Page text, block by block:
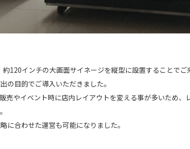
120インチの大画面サイネージを縦型に設置することで
の目的でご導入いただきました。
売やイベント時に店内レイアウトを変える事が多いため
に合わせた運営も可能になりました。